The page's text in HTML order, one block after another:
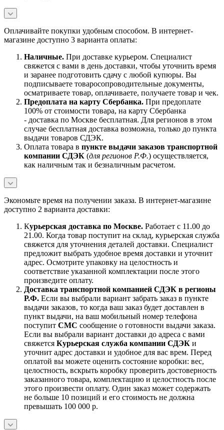
Оплачивайте покупки удобным способом. В интернет-
магазине доступно 3 варианта оплаты:
Наличные. При доставке курьером. Специалист
свяжется с вами в день доставки, чтобы уточнить время
и заранее подготовить сдачу с любой купюры. Вы
подписываете товаросопроводительные документы,
осматриваете товар, оплачиваете, получаете товар и чек.
Предоплата на карту Сбербанка. При предоплате
100% от стоимости товара, на карту Сбербанка
- доставка по Москве бесплатная. Для регионов в этом
случае бесплатная доставка возможна, только до пункта
выдачи товаров СДЭК.
Оплата товара в пункте выдачи заказов транспортной
компании СДЭК (для регионов Р.Ф.) осуществляется,
как наличным так и безналичным расчетом.
Экономьте время на получении заказа. В интернет-магазине
доступно 2 варианта доставки:
Курьерская доставка по Москве. Работает с 11.00 до
21.00. Когда товар поступит на склад, курьерская служба
свяжется для уточнения деталей доставки. Специалист
предложит выбрать удобное время доставки и уточнит
адрес. Осмотрите упаковку на целостность и
соответствие указанной комплектации после этого
произведите оплату.
Доставка транспортной компанией СДЭК в регионы
Р.Ф. Если вы выбрали вариант забрать заказ в пункте
выдачи заказов, то когда ваш заказ будет доставлен в
пункт выдачи, на ваш мобильный номер телефона
поступит СМС сообщение о готовности выдачи заказа.
Если вы выбрали вариант доставки до адреса с вами
свяжется Курьерская служба компании СДЭК и
уточнит адрес доставки и удобное для вас врем. Перед
оплатой вы можете оценить состояние коробки: вес,
целостность, вскрыть коробку проверить достоверность
заказанного товара, комплектацию и целостность после
этого произвести оплату. Один заказ может содержать
не больше 10 позиций и его стоимость не должна
превышать 100 000 р.